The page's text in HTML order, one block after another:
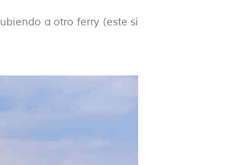
a otro ferry (este sí